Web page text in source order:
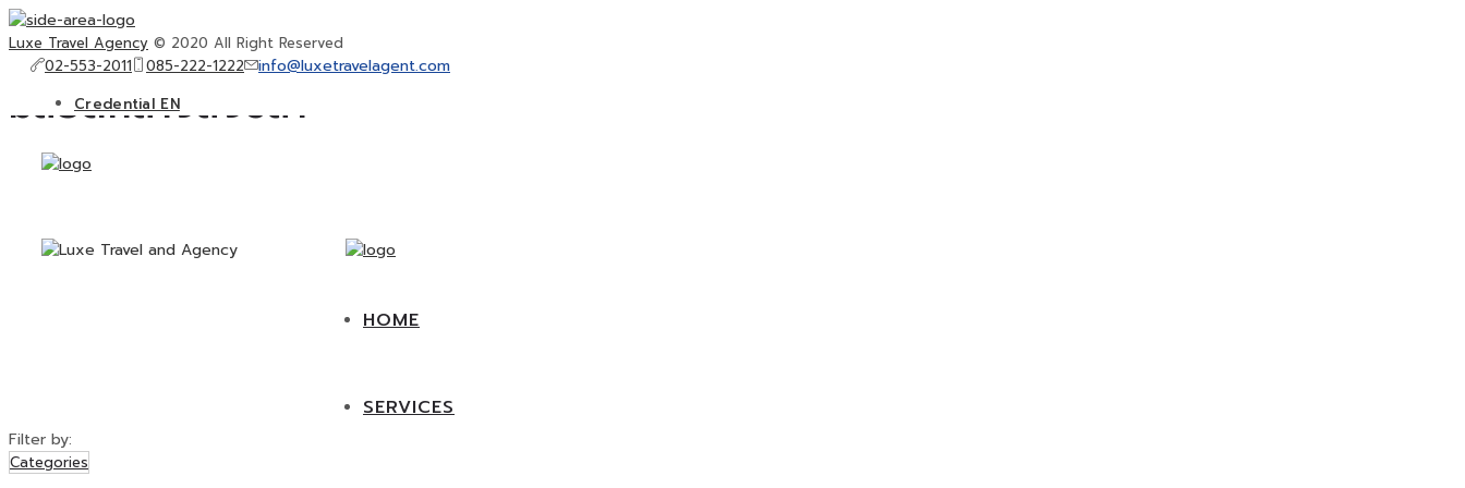
Luxe Travel Agency © 2020 All Right Reserved
02-553-2011
085-222-1222 info@luxetravelagent.com
Credential EN
HOME
SERVICES
CORPORATE GROUP and INCENTIVE
PRIVATE TOUR
TRAVEL
FOOD
มัสยิดกลางสงขลา
Filter by:
Categories